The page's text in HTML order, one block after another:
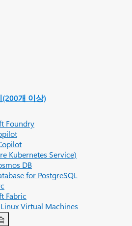
(200개 이상)
Foundry
Kubernetes Service)
DB
for PostgreSQL
Fabric
Virtual Machines